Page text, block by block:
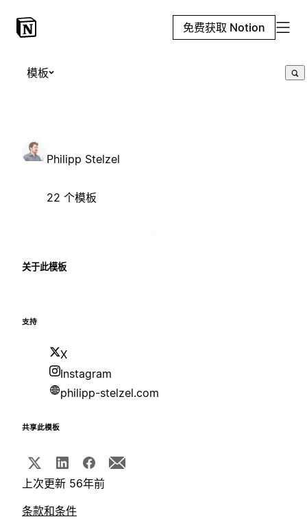
免费获取 Notion
模板
Philipp Stelzel
22 个模板
关于此模板
支持
X
Instagram
philipp-stelzel.com
共享此模板
上次更新 56年前
条款和条件